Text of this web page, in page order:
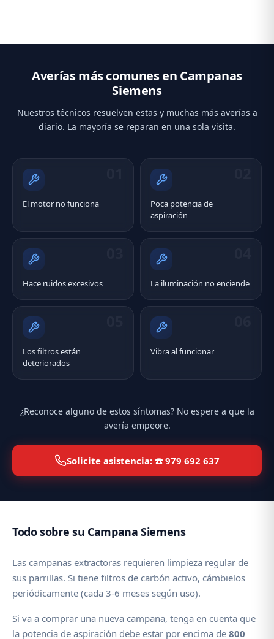
Averías más comunes en Campanas
Siemens
Nuestros técnicos resuelven estas y muchas más averías a
diario. La mayoría se reparan en una sola visita.
El motor no funciona
Poca potencia de
aspiración
Hace ruidos excesivos La iluminación no enciende
Los filtros están
deteriorados
Vibra al funcionar
¿Reconoce alguno de estos síntomas? No espere a que la
avería empeore.
Solicite asistencia: ☎️ 979 692 637
Todo sobre su Campana Siemens
Las campanas extractoras requieren limpieza regular de
sus parrillas. Si tiene filtros de carbón activo, cámbielos
periódicamente (cada 3-6 meses según uso).
Si va a comprar una nueva campana, tenga en cuenta que
la potencia de aspiración debe estar por encima de 800